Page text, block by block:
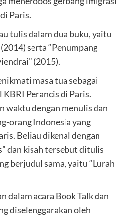
Paris.
tulis dalam dua buku, yaitu
serta “Penumpang
(2015).
masa tua sebagai
KBRI Perancis di Paris.
waktu dengan menulis dan
orang Indonesia yang
Beliau dikenal dengan
dan kisah tersebut ditulis
berjudul sama, yaitu “Lurah
dalam acara Book Talk dan
diselenggarakan oleh